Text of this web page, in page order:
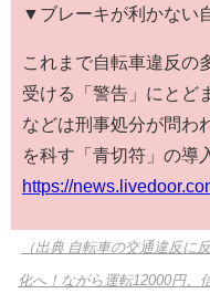
▼ブレーキが利かない
これまで自転車違反の
受ける「警告」にとど
などは刑事処分が問わ
を科す「青切符」の導
https://
（出典 自転車の交通違反に
化へ！ながら運転12000円、